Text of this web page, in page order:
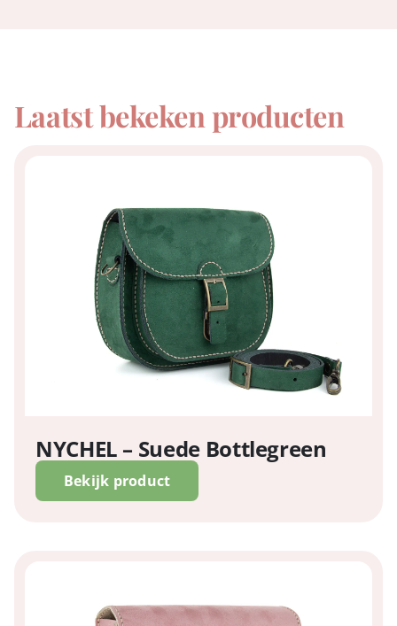
Laatst bekeken producten
NYCHEL – Suede Bottlegreen
Bekijk product